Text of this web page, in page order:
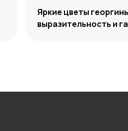
Яркие цветы
выразительность и